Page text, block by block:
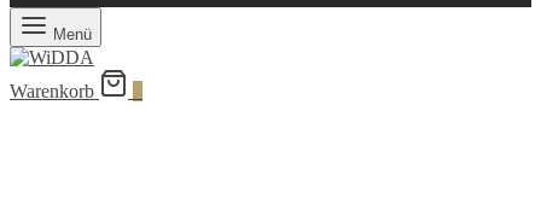
Menü
Warenkorb